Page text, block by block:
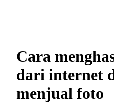
Cara
dari internet
menjual foto